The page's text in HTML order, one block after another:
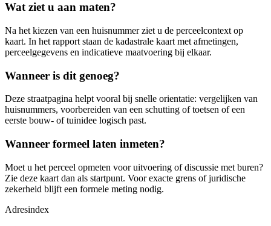
Wat ziet u aan maten?
Na het kiezen van een huisnummer ziet u de perceelcontext op
kaart. In het rapport staan de kadastrale kaart met afmetingen,
perceelgegevens en indicatieve maatvoering bij elkaar.
Wanneer is dit genoeg?
Deze straatpagina helpt vooral bij snelle orientatie: vergelijken van
huisnummers, voorbereiden van een schutting of toetsen of een
eerste bouw- of tuinidee logisch past.
Wanneer formeel laten inmeten?
Moet u het perceel opmeten voor uitvoering of discussie met buren?
Zie deze kaart dan als startpunt. Voor exacte grens of juridische
zekerheid blijft een formele meting nodig.
Adresindex